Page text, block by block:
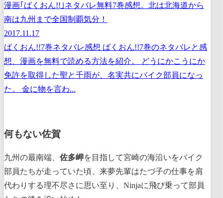
漫画｢ばくおん!!｣ネタバレ無料7巻感想。北は北海道から
南は九州まで全国制覇気分！
2017.11.17
ばくおん!!7巻ネタバレ感想 ばくおん!!7巻のネタバレと感
想、漫画を無料で読める方法を紹介。 どうにかこうにか
免許を取得した聖と千雨が、名実共にバイク部員になっ
た。 金に物を言わ...
何もない佐賀
九州の最南端、 佐多岬を目指して宮崎の海沿いをバイク
部員たちが走っていた頃、来夢先輩はたづ子の仕事を肩
代わりする理不尽さに思い至り、Ninjaに飛び乗って部員